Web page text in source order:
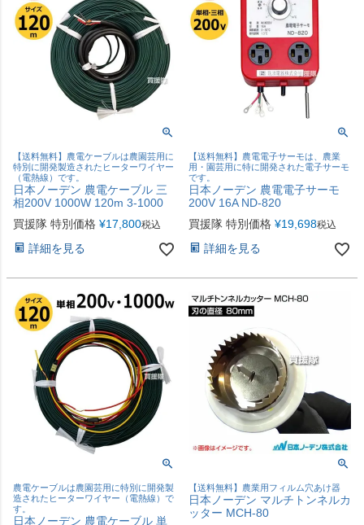
【送料無料】農電ケーブルは農園芸用に
特別に開発製造されたヒーターワイヤー
（電熱線）です。
日本ノーデン 農電ケーブル 三
相200V 1000W 120m 3-1000
買援隊 特別価格 ¥17,800税込
詳細を見る
【送料無料】農電電子サーモは、農業
用・園芸用に特に開発された電子サーモ
です。
日本ノーデン 農電電子サーモ
200V 16A ND-820
買援隊 特別価格 ¥19,698税込
詳細を見る
農電ケーブルは農園芸用に特別に開発製
造されたヒーターワイヤー（電熱線）で
す。
日本ノーデン 農電ケーブル 単
【送料無料】農業用フィルム穴あけ器
日本ノーデン マルチトンネルカ
ッター MCH-80